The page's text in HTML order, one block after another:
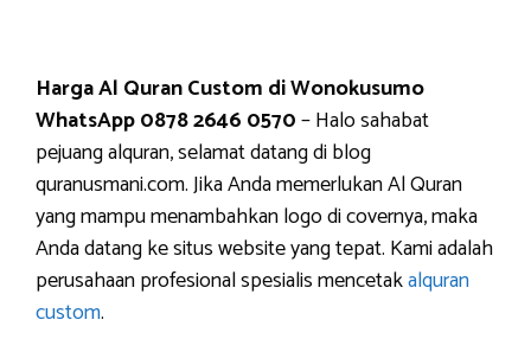
Harga Al Quran Custom di Wonokusumo
WhatsApp 0878 2646 0570– Halo sahabat
pejuang alquran, selamat datang di blog
quranusmani.com. Jika Anda memerlukan Al Quran
yang mampu menambahkan logo di covernya, maka
Anda datang ke situs website yang tepat. Kami adalah
perusahaan profesional spesialis mencetakalquran
custom.